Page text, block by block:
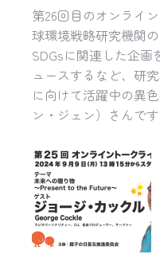
第26回目のオンライ
球環境戦略研究機関
SDGsに関連した企
ュースするなど、研
に向けて活躍中の異
ン・ジェン）さんです